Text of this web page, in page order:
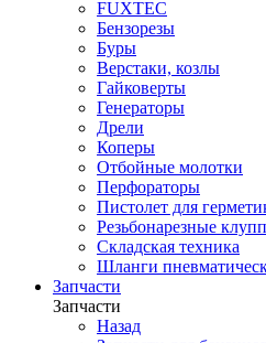
FUXTEC
Бензорезы
Буры
Верстаки, козлы
Гайковерты
Генераторы
Дрели
Коперы
Отбойные молотки
Перфораторы
Пистолет для
Резьбонарезные
Складская техника
Шланги
Запчасти
Запчасти
Назад